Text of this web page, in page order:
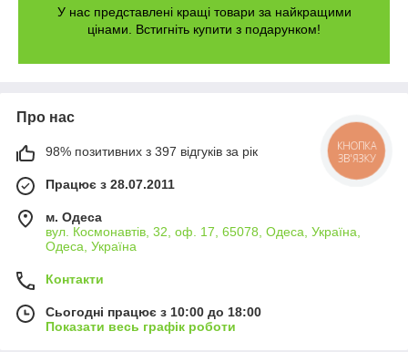
У нас представлені кращі товари за найкращими
цінами. Встигніть купити з подарунком!
Про нас
98% позитивних з 397 відгуків за рік
Працює з 28.07.2011
м. Одеса
вул. Космонавтів, 32, оф. 17, 65078, Одеса, Україна,
Одеса, Україна
Контакти
Сьогодні працює з 10:00 до 18:00
Показати весь графік роботи
КНОПКА
ЗВ'ЯЗКУ